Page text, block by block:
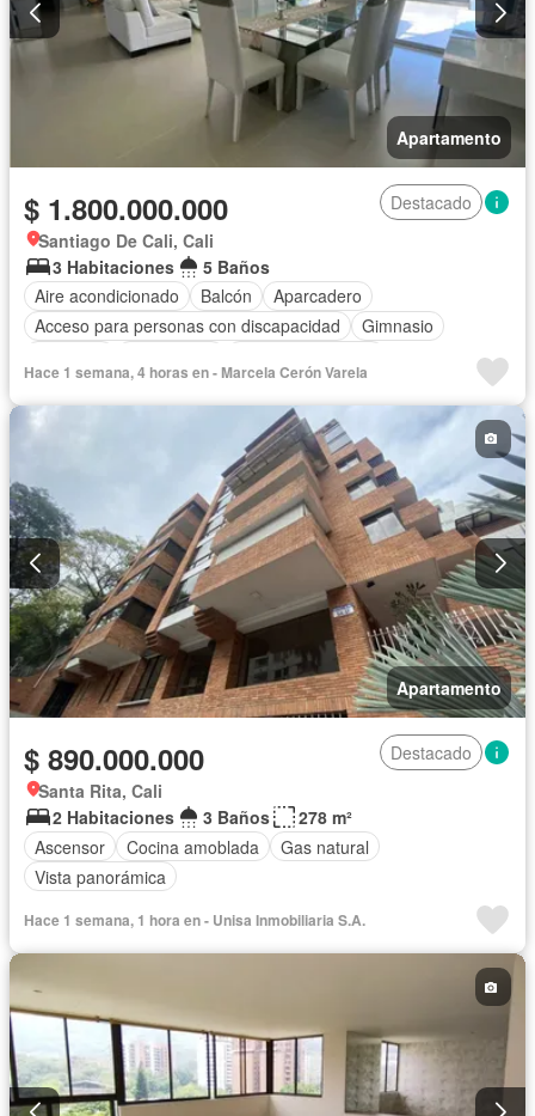
Apartamento
$ 1.800.000.000
Destacado
Santiago De Cali, Cali
3 Habitaciones
5 Baños
Aire acondicionado
Balcón
Aparcadero
Acceso para personas con discapacidad
Gimnasio
Cuarto de servicio
Piscina Agua
Hace 1 semana, 4 horas en - Marcela Cerón Varela
Apartamento
$ 890.000.000
Destacado
Santa Rita, Cali
2 Habitaciones
3 Baños
278 m²
Ascensor
Cocina amoblada
Gas natural
Vista panorámica
Hace 1 semana, 1 hora en - Unisa Inmobiliaria S.A.